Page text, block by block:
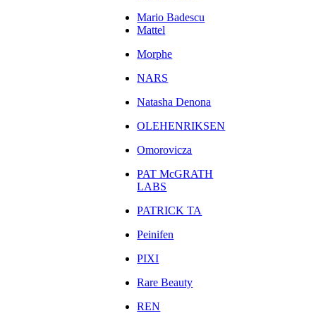
Mario Badescu
Mattel
Morphe
NARS
Natasha Denona
OLEHENRIKSEN
Omorovicza
PAT McGRATH
LABS
PATRICK TA
Peinifen
PIXI
Rare Beauty
REN